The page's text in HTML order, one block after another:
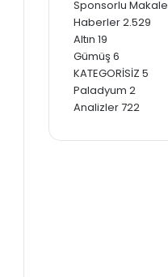
Sponsorlu Makale
Haberler2.529
Altın 19
Gümüş 6
KATEGORİSİZ 5
Paladyum 2
Analizler722